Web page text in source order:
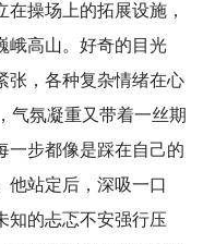
操场上的拓展设施，
峨高山。好奇的目光
张，各种复杂情绪在心
气氛凝重又带着一丝期
一步都像是踩在自己的
他站定后，深吸一口
知的忐忑不安强行压